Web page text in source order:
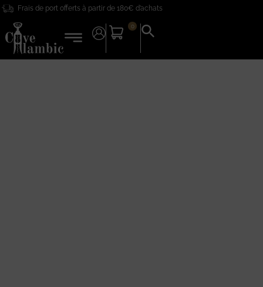
Frais de port offerts à partir de 180€ d’achats
0
Search
for: